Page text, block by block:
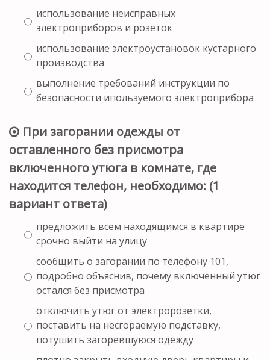
использование неисправных
электроприборов и розеток
использование электроустановок кустарного
производства
выполнение требований инструкции по
безопасности ипользуемого электроприбора
При загорании одежды от
оставленного без присмотра
включенного утюга в комнате, где
находится телефон, необходимо: (1
вариант ответа)
предложить всем находящимся в квартире
срочно выйти на улицу
сообщить о загорании по телефону 101,
подробно объяснив, почему включенный утюг
остался без присмотра
отключить утюг от электророзетки,
поставить на несгораемую подставку,
потушить загоревшуюся одежду